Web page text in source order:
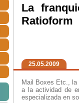
La
Ratioform
25.05.2009
Mail Boxes Etc.,
a la actividad de
especializada en